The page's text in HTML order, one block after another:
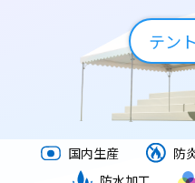
テン
国内生産 防